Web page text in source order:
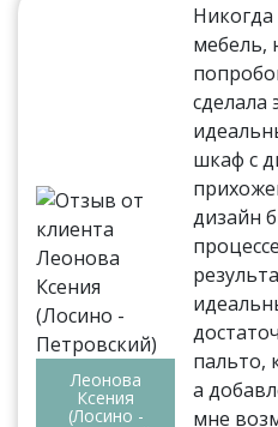
Леонова
Ксения
(Лосино -
мебель,
сделала
шкаф с
дизайн
пальто,
а
мне